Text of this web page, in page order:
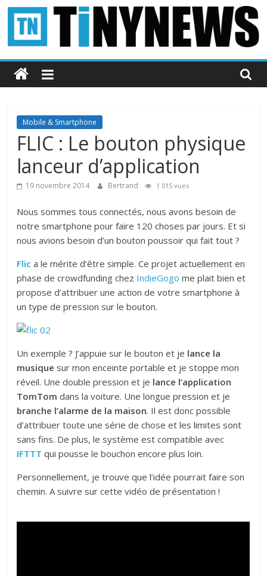
Passer
contenu
Tinynews
Le
belge
connecté
Mobile & Smartphone
FLIC : Le bouton physique
lanceur d’application
19 novembre 2014 Bertrand 1 015 vues
Nous sommes tous connectés, nous avons besoin de
notre smartphone pour faire 120 choses par jours. Et si
nous avions besoin d’un bouton poussoir qui fait tout ?
Flic a le mérite d’être simple. Ce projet actuellement en
phase de crowdfunding chez IndieGogo me plait bien et
propose d’attribuer une action de votre smartphone à
un type de pression sur le bouton.
Un exemple ? J’appuie sur le bouton et je lance la
musique sur mon enceinte portable et je stoppe mon
réveil. Une double pression et je lance l’application
TomTom dans la voiture. Une longue pression et je
branche l’alarme de la maison. Il est donc possible
d’attribuer toute une série de chose et les limites sont
sans fins. De plus, le système est compatible avec
IFTTT qui pousse le bouchon encore plus loin.
Personnellement, je trouve que l’idée pourrait faire son
chemin. A suivre sur cette vidéo de présentation !